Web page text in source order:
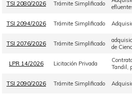
TSI 2080/2026 Trámite Simplificado
TSI 2094/2026 Trámite Simplificado
TSI 2076/2026 Trámite Simplificado
de
LPR 14/2026 Licitación Privada
Tandil,
TSI 2090/2026 Trámite Simplificado